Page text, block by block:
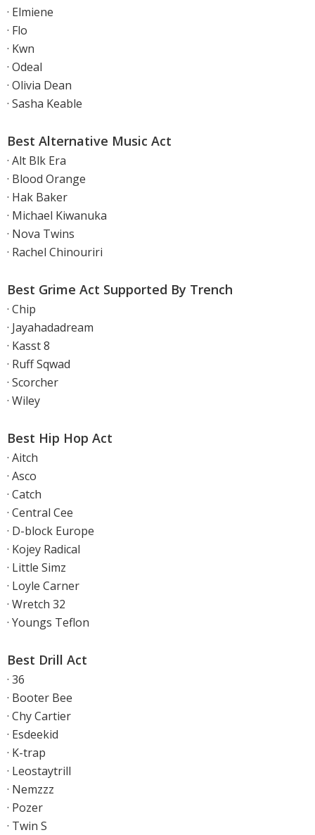
· Elmiene
· Flo
· Kwn
· Odeal
· Olivia Dean
· Sasha Keable
Best Alternative Music Act
· Alt Blk Era
· Blood Orange
· Hak Baker
· Michael Kiwanuka
· Nova Twins
· Rachel Chinouriri
Best Grime Act Supported By Trench
· Chip
· Jayahadadream
· Kasst 8
· Ruff Sqwad
· Scorcher
· Wiley
Best Hip Hop Act
· Aitch
· Asco
· Catch
· Central Cee
· D-block Europe
· Kojey Radical
· Little Simz
· Loyle Carner
· Wretch 32
· Youngs Teflon
Best Drill Act
· 36
· Booter Bee
· Chy Cartier
· Esdeekid
· K-trap
· Leostaytrill
· Nemzzz
· Pozer
· Twin S